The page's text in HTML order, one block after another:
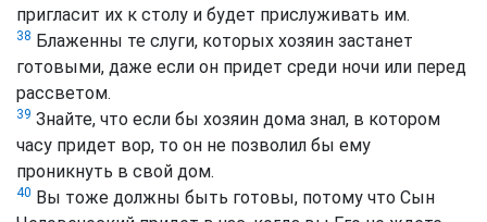
пригласит их к столу и будет прислуживать им.
38 Блаженны те слуги, которых хозяин застанет
готовыми, даже если он придет среди ночи или перед
рассветом.
39 Знайте, что если бы хозяин дома знал, в котором
часу придет вор, то он не позволил бы ему
проникнуть в свой дом.
40 Вы тоже должны быть готовы, потому что Сын